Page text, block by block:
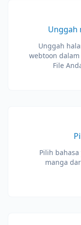
Unggah
Unggah
webtoon dalam
File
Pilih
manga